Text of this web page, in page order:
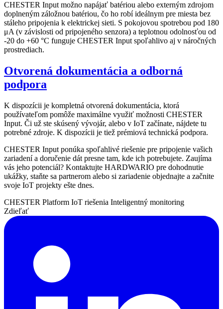
CHESTER Input možno napájať batériou alebo externým zdrojom
doplneným záložnou batériou, čo ho robí ideálnym pre miesta bez
stáleho pripojenia k elektrickej sieti. S pokojovou spotrebou pod 180
μA (v závislosti od pripojeného senzora) a teplotnou odolnosťou od
-20 do +60 °C funguje CHESTER Input spoľahlivo aj v náročných
prostrediach.
Otvorená dokumentácia a odborná
podpora
K dispozícii je kompletná otvorená dokumentácia, ktorá
používateľom pomôže maximálne využiť možnosti CHESTER
Input. Či už ste skúsený vývojár, alebo v IoT začínate, nájdete tu
potrebné zdroje. K dispozícii je tiež prémiová technická podpora.
CHESTER Input ponúka spoľahlivé riešenie pre pripojenie vašich
zariadení a doručenie dát presne tam, kde ich potrebujete. Zaujíma
vás jeho potenciál? Kontaktujte HARDWARIO pre dohodnutie
ukážky, staňte sa partnerom alebo si zariadenie objednajte a začnite
svoje IoT projekty ešte dnes.
CHESTER Platform IoT riešenia Inteligentný monitoring
Zdieľať